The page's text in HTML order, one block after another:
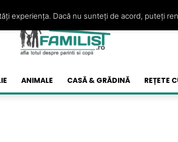
ANIMALE CASĂ & GRĂDINĂ REȚETE
experiența. Dacă nu sunteți de acord, puteți